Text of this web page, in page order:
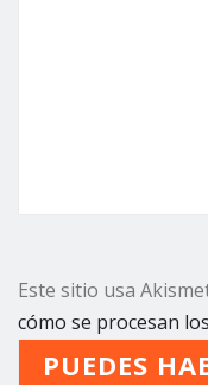
Este sitio usa
cómo se procesan
PUEDES